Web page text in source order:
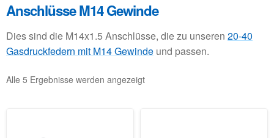
ANWENDUNGEN
KUNDENSERVICE
child
FAQ
Anschlüsse M14 Gewinde
Dies sind die M14x1.5 Anschlüsse, die zu unseren 20-40
Gasdruckfedern mit M14 Gewinde und passen.
Alle 5 Ergebnisse werden angezeigt